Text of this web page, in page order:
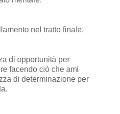
nel tratto finale.
di opportunità per
facendo ciò che ami
di determinazione per